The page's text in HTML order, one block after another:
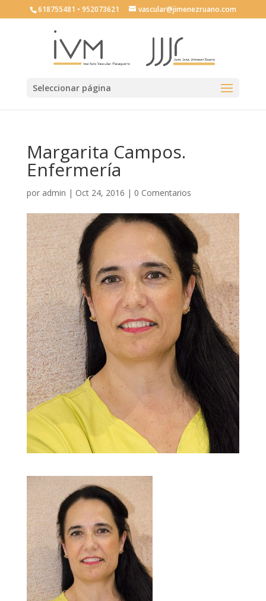
618755481 • 952073621 vascular@jimenezruano.com
Seleccionar página
Margarita Campos.
Enfermería
por admin | Oct 24, 2016 | 0 Comentarios